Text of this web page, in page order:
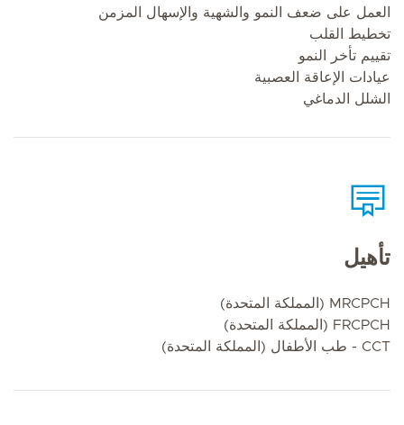
العمل على ضعف النمو والشهية والإسهال المزمن
تخطيط القلب
تقييم تأخر النمو
عيادات الإعاقة العصبية
الشلل الدماغي
تأهيل
MRCPCH (المملكة المتحدة)
FRCPCH (المملكة المتحدة)
CCT - طب الأطفال (المملكة المتحدة)